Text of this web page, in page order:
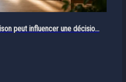
peut influencer une décisio...